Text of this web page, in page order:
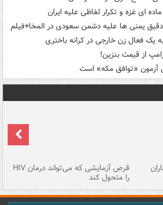
یمنی ها علیه دشمن سعودی در المخا+فیلم
یک فعال زن خارجی در کرانه باختری
از قیمت بنزین!
آزمون «توافق مکه» است
قرص آزمایشی که می‌تواند درمان HIV
را متحول کند